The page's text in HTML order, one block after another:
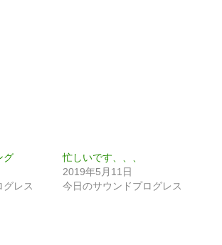
グ
グレス
忙しいです、、、
2019年5月11日
今日のサウンドプログレス